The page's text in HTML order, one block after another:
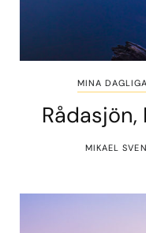
MINA
MIKAEL